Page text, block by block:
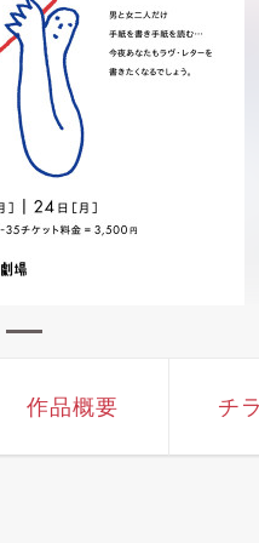
作品概要 チ